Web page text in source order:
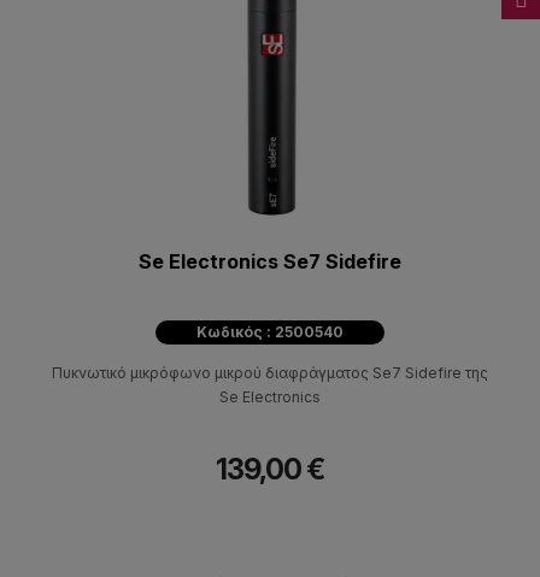
Se Electronics Se7 Sidefire
Κωδικός : 2500540
Πυκνωτικό μικρόφωνο μικρού διαφράγματος Se7 Sidefire της
Se Electronics
139,00 €